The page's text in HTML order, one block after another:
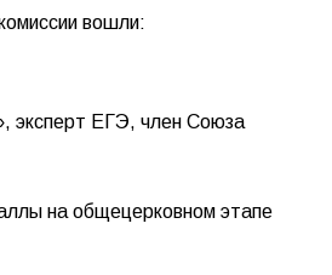
вошли:
эксперт ЕГЭ, член Союза
на общецерковном этапе